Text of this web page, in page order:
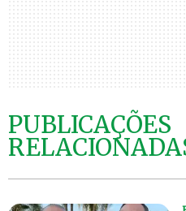
PUBLICAÇÕES